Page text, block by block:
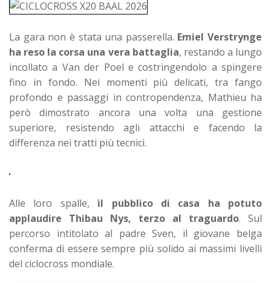
La gara non è stata una passerella. Emiel Verstrynge
ha reso la corsa una vera battaglia, restando a lungo
incollato a Van der Poel e costringendolo a spingere
fino in fondo. Nei momenti più delicati, tra fango
profondo e passaggi in contropendenza, Mathieu ha
però dimostrato ancora una volta una gestione
superiore, resistendo agli attacchi e facendo la
differenza nei tratti più tecnici.
Alle loro spalle, il pubblico di casa ha potuto
applaudire Thibau Nys, terzo al traguardo. Sul
percorso intitolato al padre Sven, il giovane belga
conferma di essere sempre più solido ai massimi livelli
del ciclocross mondiale.